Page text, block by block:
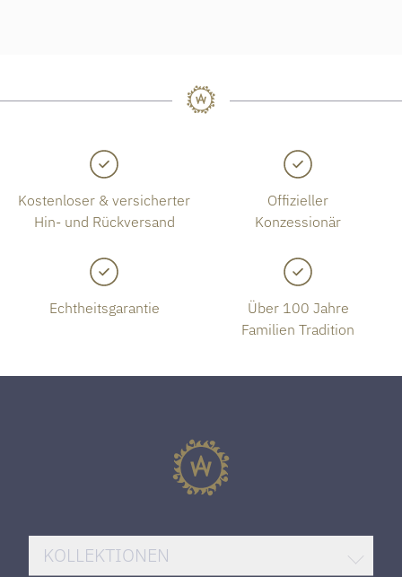
Kostenloser & versicherter
Hin- und Rückversand
Offizieller
Konzessionär
Echtheitsgarantie
Über 100 Jahre
Familien Tradition
KOLLEKTIONEN